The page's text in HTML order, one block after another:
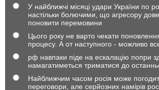
У найближчі місяці удари України по
настільки болючими, що агресору
поновити перемовини
Цього року не варто чекати
процесу. А от наступного - можливо
рф навпаки піде на ескалацію попри
намагатиметься триматися до
Найближчим часом росія може
переговори, але серйозних намірів